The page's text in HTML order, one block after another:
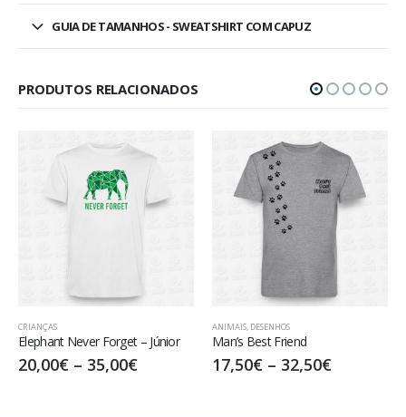
GUIA DE TAMANHOS - SWEATSHIRT COM CAPUZ
PRODUTOS RELACIONADOS
Never Forget – Júnior
€–35,00€
ANIMAIS,DESENHOS
Man’s Best Friend
17,50€–32,50€